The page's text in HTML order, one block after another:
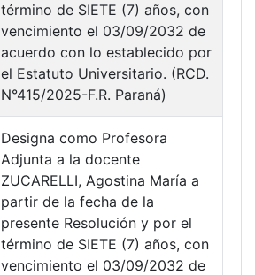
término de SIETE (7) años, con
vencimiento el 03/09/2032 de
acuerdo con lo establecido por
el Estatuto Universitario. (RCD.
N°415/2025-F.R. Paraná)
Designa como Profesora
Adjunta a la docente
ZUCARELLI, Agostina María a
partir de la fecha de la
presente Resolución y por el
término de SIETE (7) años, con
vencimiento el 03/09/2032 de